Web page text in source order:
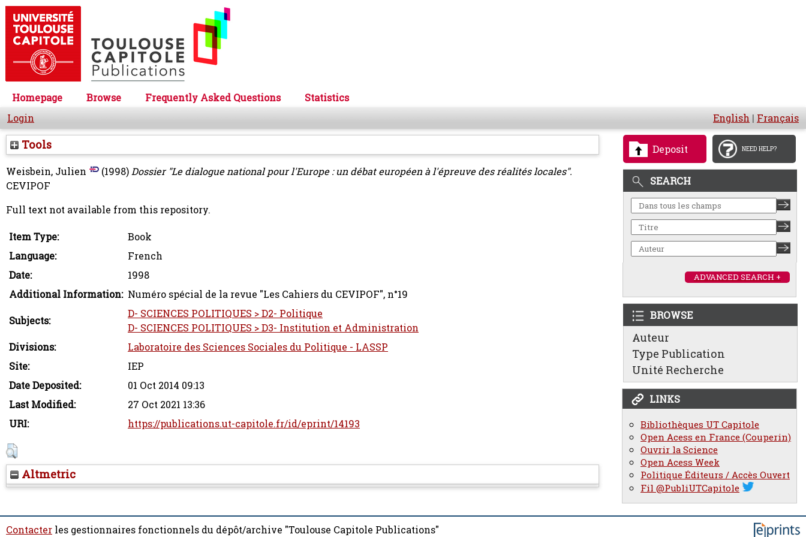
Homepage Browse Frequently Asked Questions
Statistics
Login
English | Français
Deposit NEED HELP?
SEARCH
ADVANCED SEARCH +
BROWSE
Auteur
Type Publication
Unité Recherche
LINKS
Bibliothèques UT Capitole
Open Acess en France (Couperin)
Ouvrir la Science
Open Acess Week
Politique Éditeurs / Accès Ouvert
Fil @PubliUTCapitole
Tools
Weisbein, Julien (1998)Dossier "Le dialogue national pour l'Europe : un débat européen à l'épreuve des réalités locales".
CEVIPOF
Full text not available from this repository.
Item Type:
Book
Language:
French
Date:
1998
Additional Information: Numéro spécial de la revue "Les Cahiers du CEVIPOF", n°19
Subjects:
D- SCIENCES POLITIQUES > D2- Politique
D- SCIENCES POLITIQUES > D3- Institution et Administration
Divisions:
Laboratoire des Sciences Sociales du Politique - LASSP
Site:
IEP
Date Deposited:
01 Oct 2014 09:13
Last Modified:
27 Oct 2021 13:36
URI:
https://publications.ut-capitole.fr/id/eprint/14193
Altmetric
Contacter les gestionnaires fonctionnels du dépôt/archive "Toulouse Capitole Publications"